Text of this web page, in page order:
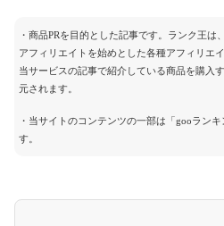
・商品PRを目的とした記事です。ランク王は
アフィリエイトを始めとした各種アフィリエ
当サービスの記事で紹介している商品を購入
元されます。
・当サイトのコンテンツの一部は「gooラン
す。